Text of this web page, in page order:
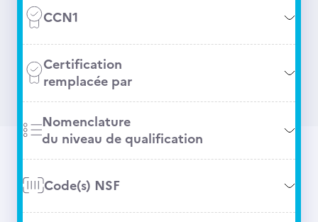
CCN1
Certification
remplacée par
Nomenclature
du niveau de qualification
Code(s) NSF